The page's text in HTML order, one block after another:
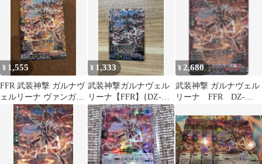
ド,DZシリーズ,スペシ
ャルシリーズ
DZ/SS16/FFR03FFR 武
装神撃 ガルナヴェルリ
ーナ FFR 1枚
¥ 1,555
FFR 武装神撃 ガルナヴ
ェルリーナ ヴァンガー
¥ 1,333
武装神撃ガルナヴェル
リーナ【FFR】{DZ-
SS16/FFR03}
¥ 2,680
武装神撃 ガルナヴェル
リーナ FFR DZ-
達 ちゅうてつ